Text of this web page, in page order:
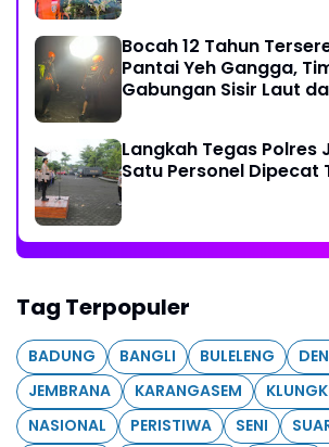
Bocah 12 Tahun
Pantai Yeh Gangga,
Gabungan Sisir Laut
Langkah Tegas Polres
Satu Personel Dipecat
Tag Terpopuler
BADUNG BANGLI BULELENG
JEMBRANA
KARANGASEM
NASIONAL
PERISTIWA SENI